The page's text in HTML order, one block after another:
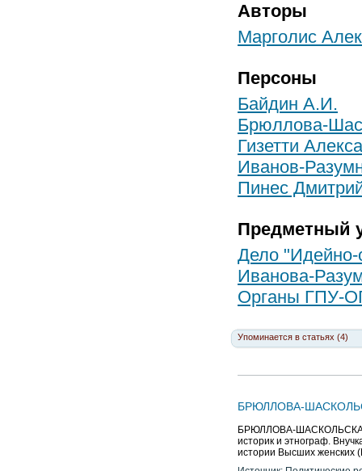
Авторы
Марголис
Персоны
Байдин А.И.
Брюллова-
Гизетти
Иванов-
Пинес
Предметный
Дело "Идейно-
Иванова-
Органы ГПУ-
Упоминается в статьях (4)
БРЮЛЛОВА-
БРЮЛЛОВА-ШАСКОЛЬСКАЯ
историк и этнограф.
истории Высших женских